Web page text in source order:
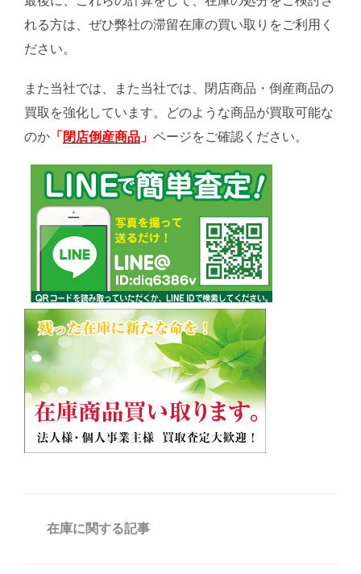
れる方は、ぜひ弊社の滞留在庫の買い取りをご利用く
ださい。
また当社では、また当社では、閉店商品・倒産商品の
買取を強化しています。どのような商品が買取可能な
のか 「 閉店倒産商品 」 ページをご確認ください。
カ
在庫に関する記事